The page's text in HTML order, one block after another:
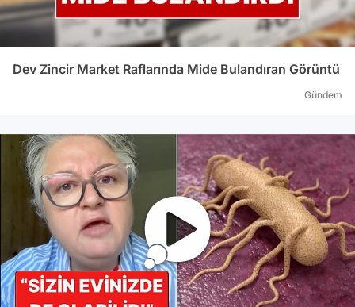
Dev Zincir Market Raflarında Mide Bulandıran Görüntü
Gündem